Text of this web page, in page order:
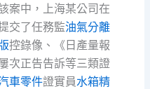
案中，上海某公司在
交了任務監油氣分離
控錄像、《日產量報
次正告告訴等三類證
車零件證實員水箱精